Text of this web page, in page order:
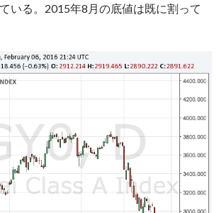
いる。2015年8月の底値は既に割って